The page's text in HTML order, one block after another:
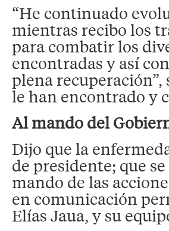
“He continuado
mientras recibo los
para combatir los
encontradas y así
plena recuperación”,
le han encontrado y
Al mando del
Dijo que la
de presidente; que
mando de las
en comunicación
Elías Jaua, y su